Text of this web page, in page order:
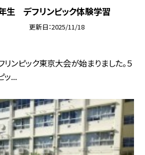
年生 デフリンピック体験学習
更新日 2025/11/18
リンピック東京大会が始まりました。５
ッ...